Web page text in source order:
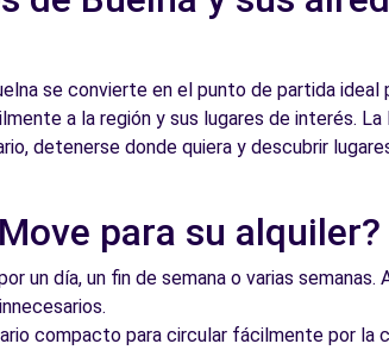
se convierte en el punto de partida
a la región y sus lugares de interés.
detenerse donde quiera y descubrir
para su alquiler?
un día, un fin de semana o varias
compacto para circular fácilmente por la